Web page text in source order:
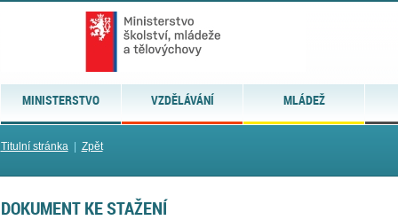
MINISTERSTVO VZDĚLÁVÁNÍ MLÁDEŽ
Titulní stránka| Zpět
DOKUMENT KE STAŽENÍ